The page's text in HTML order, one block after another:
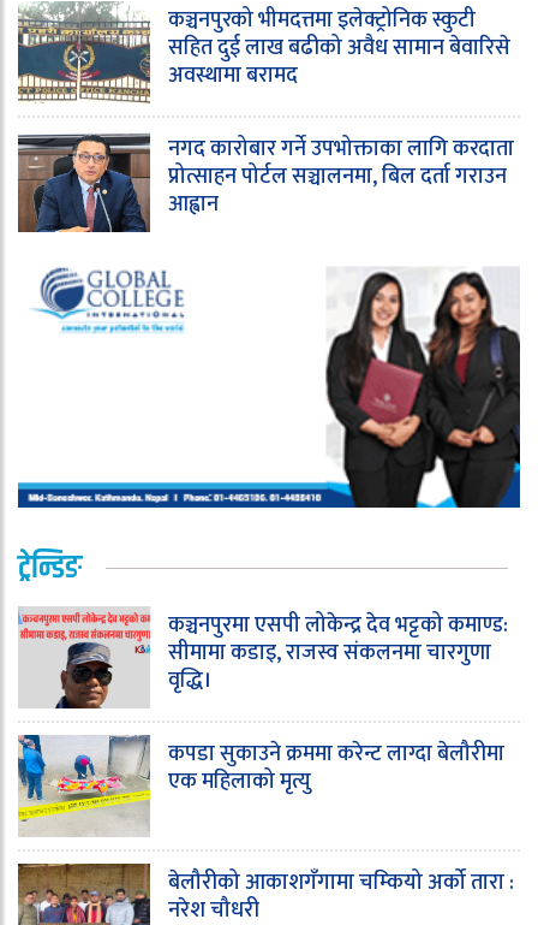
कञ्चनपुरको भीमदत्तमा इलेक्ट्रोनिक स्कुटी
सहित दुई लाख बढीको अवैध सामान बेवारिसे
अवस्थामा बरामद
नगद कारोबार गर्ने उपभोक्ताका लागि करदाता
प्रोत्साहन पोर्टल सञ्चालनमा, बिल दर्ता गराउन
आह्वान
ट्रेन्डिङ
कञ्चनपुरमा एसपी लोकेन्द्र देव भट्टको कमाण्ड:
सीमामा कडाइ, राजस्व संकलनमा चारगुणा
वृद्धि।
कपडा सुकाउने क्रममा करेन्ट लाग्दा बेलौरीमा
एक महिलाको मृत्यु
बेलौरीको आकाशगँगामा चम्कियो अर्को तारा :
नरेश चौधरी